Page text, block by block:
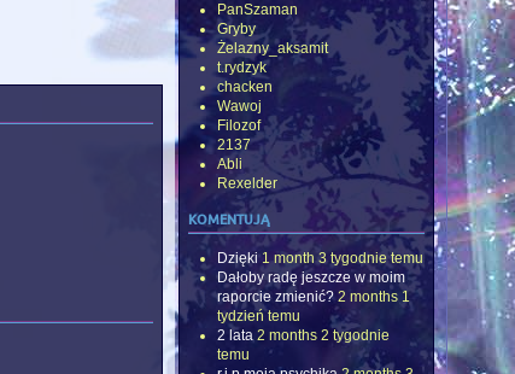
PanSzaman
Gryby
Żelazny_aksamit
t.rydzyk
chacken
Wawoj
Filozof
2137
Abli
Rexelder
komentują
Dzięki 1 month 3 tygodnie temu
Dałoby radę jeszcze w moim
raporcie zmienić? 2 months 1
tydzień temu
2 lata 2 months 2 tygodnie
temu